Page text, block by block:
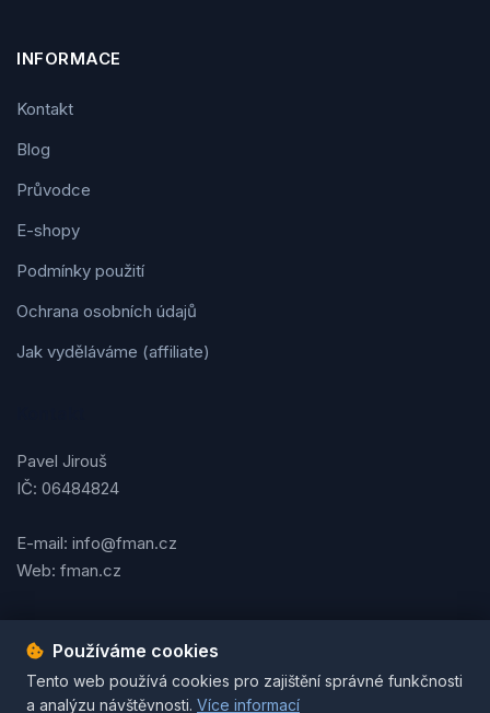
INFORMACE
Kontakt
Blog
Průvodce
E-shopy
Podmínky použití
Ochrana osobních údajů
Jak vyděláváme (affiliate)
Pavel Jirouš
IČ: 06484824
E-mail: info@fman.cz
Web: fman.cz
Podmínky použitíOchrana osobních údajůCookies
© 2026 FMAN.cz. Všechna práva vyhrazena. | Vytvořil
Používáme cookies
Tento web používá cookies pro zajištění správné funkčnosti
a analýzu návštěvnosti. Více informací